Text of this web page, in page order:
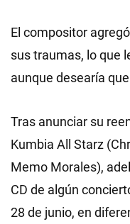
El compositor
sus traumas, lo que
aunque desearía
Tras anunciar su
Kumbia All Starz
Memo Morales),
CD de algún
28 de junio, en